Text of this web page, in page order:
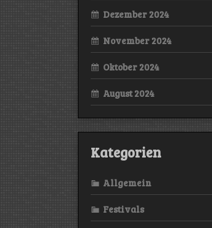
Dezember 2024
November 2024
Oktober 2024
August 2024
Kategorien
Allgemein
Festivals